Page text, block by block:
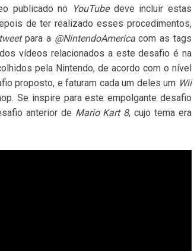
publicado no YouTubedeve incluir estas
de ter realizado esses procedimentos,
tweetpara a @NintendoAmericacom as tags
vídeos relacionados a este desafio é na
pela Nintendo, de acordo com o nível
proposto, e faturam cada um deles um Wii
Se inspire para este empolgante desafio
anterior de Mario Kart 8, cujo tema era